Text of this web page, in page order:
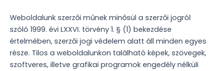
Weboldalunk szerzői műnek minősül a szerzői jogról
szóló 1999. évi LXXVI. törvény 1. § (1) bekezdése
értelmében, szerzői jogi védelem alatt áll minden egyes
része. Tilos a weboldalunkon található képek, szövegek,
szoftveres, illetve grafikai programok engedély nélküli